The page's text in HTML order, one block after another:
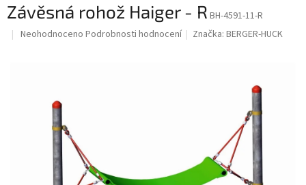
Závěsná rohož Haiger - R BH-4591-11-R
Průměrné
hvězdiček.
Neohodnoceno Podrobnosti hodnocení Značka:BERGER-HUCK